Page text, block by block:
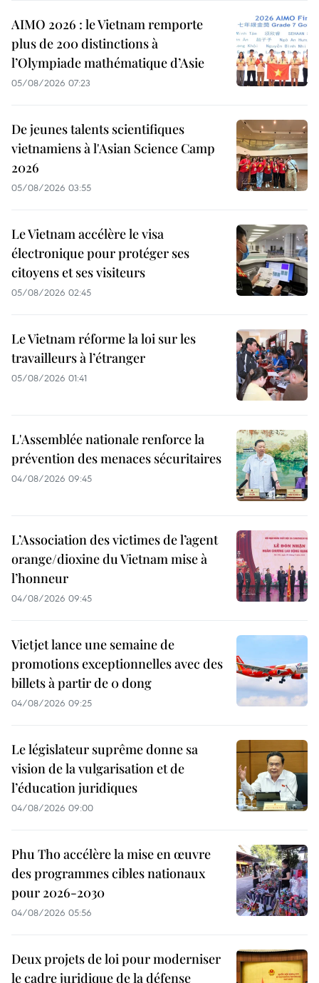
AIMO 2026 : le Vietnam remporte
plus de 200 distinctions à
l’Olympiade mathématique d’Asie
05/08/2026 07:23
De jeunes talents scientifiques
vietnamiens à l'Asian Science Camp
2026
05/08/2026 03:55
Le Vietnam accélère le visa
électronique pour protéger ses
citoyens et ses visiteurs
05/08/2026 02:45
Le Vietnam réforme la loi sur les
travailleurs à l’étranger
05/08/2026 01:41
L'Assemblée nationale renforce la
prévention des menaces sécuritaires
04/08/2026 09:45
L’Association des victimes de l’agent
orange/dioxine du Vietnam mise à
l’honneur
04/08/2026 09:45
Vietjet lance une semaine de
promotions exceptionnelles avec des
billets à partir de 0 dong
04/08/2026 09:25
Le législateur suprême donne sa
vision de la vulgarisation et de
l’éducation juridiques
04/08/2026 09:00
Phu Tho accélère la mise en œuvre
des programmes cibles nationaux
pour 2026-2030
04/08/2026 05:56
Deux projets de loi pour moderniser
le cadre juridique de la défense